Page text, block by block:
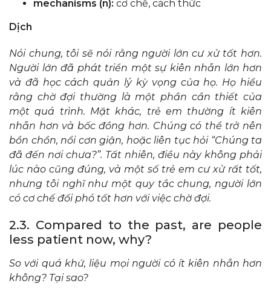
mechanisms (n): cơ chế, cách thức
Dịch
Nói chung, tôi sẽ nói rằng người lớn cư xử tốt hơn.
Người lớn đã phát triển một sự kiên nhẫn lớn hơn
và đã học cách quản lý kỳ vọng của họ. Họ hiểu
rằng chờ đợi thường là một phần cần thiết của
một quá trình. Mặt khác, trẻ em thường ít kiên
nhẫn hơn và bốc đồng hơn. Chúng có thể trở nên
bồn chồn, nổi cơn giận, hoặc liên tục hỏi “Chúng ta
đã đến nơi chưa?”. Tất nhiên, điều này không phải
lúc nào cũng đúng, và một số trẻ em cư xử rất tốt,
nhưng tôi nghĩ như một quy tắc chung, người lớn
có cơ chế đối phó tốt hơn với việc chờ đợi.
2.3. Compared to the past, are people
less patient now, why?
So với quá khứ, liệu mọi người có ít kiên nhẫn hơn
không? Tại sao?